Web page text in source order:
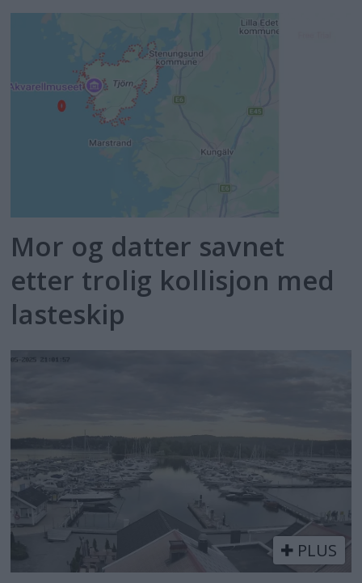
Mor og datter savnet
etter trolig kollisjon med
lasteskip
PLUS